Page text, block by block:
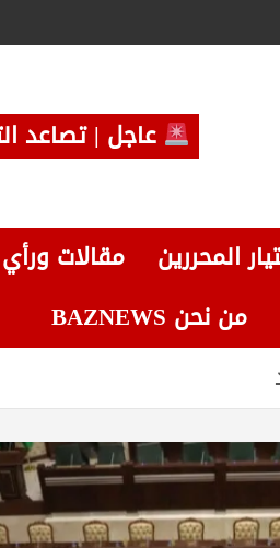
عاجل | تصاعد
المحررين
مقالات ورأي
من نحن BAZNEWS